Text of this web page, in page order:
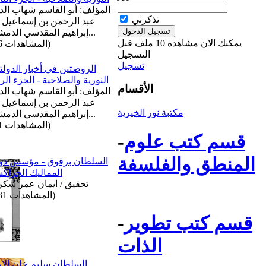
تذكرني
يمكنك الان مشاهدة 10 ملف قبل
التسجيل
تسجيل
الأقسام
مكتبة نور الخيرية
-قسم كتب علوم
المنطق والفلسفة
- قسم كتب تطوير
الذات
المؤلف: أبو القاسم شهاب
عبد الرحمن بن إسماعيل
إبراهيم المقدسي الدمشق...
(المشاهدات 66)
الروضتين في أخبار
النورية والصلاحية - الجزء
المؤلف: أبو القاسم شهاب
عبد الرحمن بن إسماعيل
إبراهيم المقدسي الدمشق...
(المشاهدات 51)
السلطان برقوق - مؤسس
المماليك
تحقيق / ايمان عمر
(المشاهدات 131)
السلطان سليم خان